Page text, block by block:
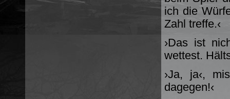
ich die
Zahl treffe.‹
›Das ist
wettest.
›Ja, ja‹,
dagegen!‹